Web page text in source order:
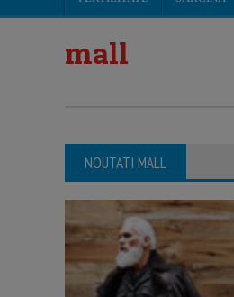
mall
NOUTATI MALL